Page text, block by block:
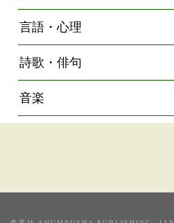
言語・心理
詩歌・俳句
音楽